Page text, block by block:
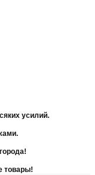
усилий.
товары!